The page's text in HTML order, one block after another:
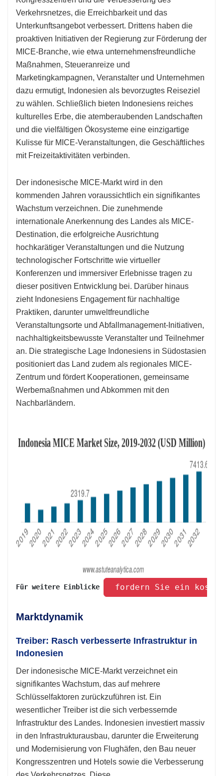
Verkehrsnetzes, die Erreichbarkeit und das
Unterkunftsangebot verbessert. Drittens haben die
proaktiven Initiativen der Regierung zur Förderung der
MICE-Branche, wie etwa unternehmensfreundliche
Maßnahmen, Steueranreize und
Marketingkampagnen, Veranstalter und Unternehmen
dazu ermutigt, Indonesien als bevorzugtes Reiseziel
zu wählen. Schließlich bieten Indonesiens reiches
kulturelles Erbe, die atemberaubenden Landschaften
und die vielfältigen Ökosysteme eine einzigartige
Kulisse für MICE-Veranstaltungen, die Geschäftliches
mit Freizeitaktivitäten verbinden.
Der indonesische MICE-Markt wird in den
kommenden Jahren voraussichtlich ein signifikantes
Wachstum verzeichnen. Die zunehmende
internationale Anerkennung des Landes als MICE-
Destination, die erfolgreiche Ausrichtung
hochkarätiger Veranstaltungen und die Nutzung
technologischer Fortschritte wie virtueller
Konferenzen und immersiver Erlebnisse tragen zu
dieser positiven Entwicklung bei. Darüber hinaus
zieht Indonesiens Engagement für nachhaltige
Praktiken, darunter umweltfreundliche
Veranstaltungsorte und Abfallmanagement-Initiativen,
nachhaltigkeitsbewusste Veranstalter und Teilnehmer
an. Die strategische Lage Indonesiens in Südostasien
positioniert das Land zudem als regionales MICE-
Zentrum und fördert Kooperationen, gemeinsame
Werbemaßnahmen und Abkommen mit den
Nachbarländern.
Für weitere Einblicke fordern Sie ein
Marktdynamik
Treiber: Rasch verbesserte Infrastruktur in
Indonesien
Der indonesische MICE-Markt verzeichnet ein
signifikantes Wachstum, das auf mehrere
Schlüsselfaktoren zurückzuführen ist. Ein
wesentlicher Treiber ist die sich verbessernde
Infrastruktur des Landes. Indonesien investiert massiv
in den Infrastrukturausbau, darunter die Erweiterung
und Modernisierung von Flughäfen, den Bau neuer
Kongresszentren und Hotels sowie die Verbesserung